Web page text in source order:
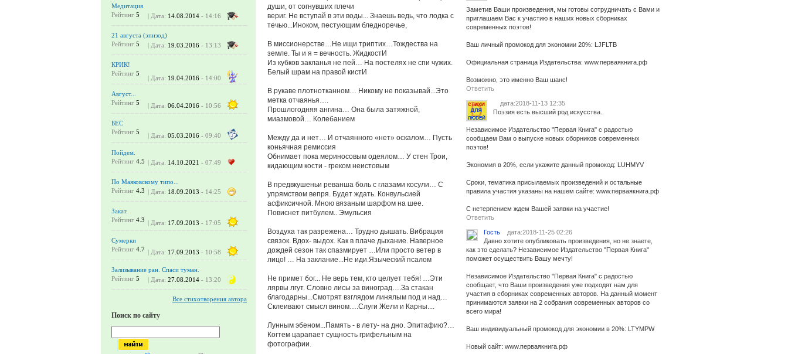
Медитация.
Рейтинг 5 | Дата: 14.08.2014 - 14:16
21 августа (эпизод)
Рейтинг 5 | Дата: 19.03.2016 - 13:13
КРИК!
Рейтинг 5
| Дата: 19.04.2016 - 14:00
Август...
Рейтинг 5 | Дата: 06.04.2016 - 10:56
БЕС
Рейтинг 5 | Дата: 05.03.2016 - 09:40
Пойдем.
Рейтинг 4.5 | Дата: 14.10.2021 - 07:49
По Маяковскому типо...
Рейтинг 4.3 | Дата: 18.09.2013 - 14:25
Закат.
Рейтинг 4.3 | Дата: 17.09.2013 - 17:05
Сумерки
Рейтинг 4.7 | Дата: 17.09.2013 - 10:58
Зализывание ран. Спаси туман.
Рейтинг 5 | Дата: 27.08.2014 - 13:20
Все стихотворения автора
Поиск по сайту
души, от согнувших плечи
вериг. Не вступай в эти воды... Знаешь ведь, что лодка с
течью...Иноком, пестующим бледноречье,
В миссионерстве…Не ищи триптих…Тождества на
земле. Ты и я = вечность. ЖидкостИ
Из кубков закланья не пей… На постелях не спи чужих.
Белый шрам на правой кистИ
В рукаве плотнотканном… Никому не показывай...Это
метка отчаянья….
Прошлогодняя ангина… Она была затяжной,
миазмовой… Колебанием
Между да и нет… И отчаянного «нет» оскалом… Пусть
коньячная ремиссия
Обнимает пока мериносовым одеялом… У стен Трои,
кидающим кости - греком неистовым
В предвкушеньи реванша боль с глазами косули… С
упрямством вепря. Будет ждать. Конвульсией
асфиксичной. Мною вязаным шарфом на шее.
Повиснет питбулем.. Эмульсия
Воздуха так разрежена… Трудно дышать. Вибрация
связок. Вдох- выдох. Как в плаче дыхание. Наверное
дождей сезон так спазмирует …Или просто ветер в
лицо! … На заклание...Не иди.Языческий псалом
Не примет бог... Не верь тем, кто целует тебя! …Эти
лярвы лгут. Словно лисы за виноград….За стакан
благодарны...Смотрят взглядом линялым под и над…
Склеивают смысл вином….Слуги Жели и Карны....
Лунным эбеном...Память - в лету- на дно. Эпитафию?…
Когтем царапает сущность грифельным на
фотографии.
Заметив Ваши произведения, мы готовы сотрудничать с Вами и
приглашаем Вас к участию в наших новых сборниках
современных поэтов!
Ваш личный промокод для экономии 20%: LJFLTB
Официальная страница Издательства: www.перваякнига.рф
Возможно, это именно Ваш шанс!
Ответить
дата:2018-11-13 12:35
Поэзия есть высший род искусства..
Независимое Издательство "Первая Книга" с радостью
сообщаем Вам о выпуске новых сборников современных
поэтов!
Экономия в 20%, если укажите данный промокод: LUHMYV
Сроки, тематика присылаемых произведений и остальные
правила участия указаны на нашем сайте: www.перваякнига.рф
С нетерпением ждем Вашей заявки на участие!
Ответить
Гость
дата:2018-11-25 02:26
Давно хотите опубликовать произведения, но не знаете,
как это сделать? Независимое Издательство "Первая Книга"
поможет осуществить Вашу мечту!
Независимое Издательство "Первая Книга" с радостью
сообщает, что Ваши произведения уже подходят нам для
участия в сборниках современных авторов. На данный момент
принимаются заявки на 2 собрания современных авторов со
всего мира!
Ваш индивидуальный промокод для экономии в 20%: LTYMPW
Новый сайт: www.перваякнига.рф